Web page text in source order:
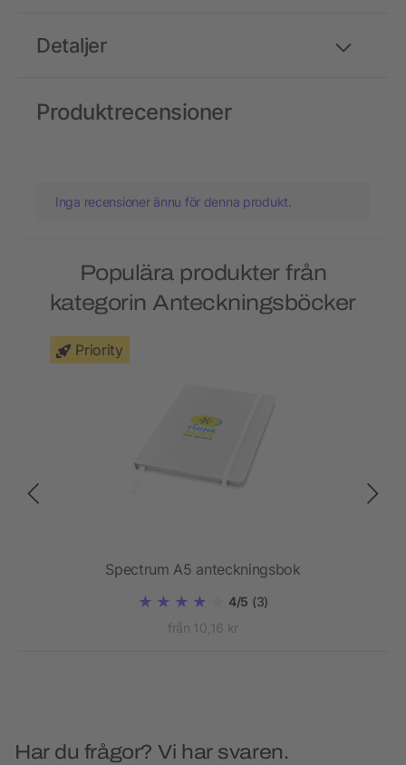
Detaljer
Produktrecensioner
Inga recensioner ännu för denna produkt.
Populära produkter från
kategorin Anteckningsböcker
Priority
Spectrum A5 anteckningsbok
4/5 (3)
från 10,16 kr
Har du frågor? Vi har svaren.